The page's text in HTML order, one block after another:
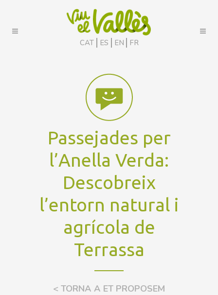
CAT ES EN FR
Passejades per
l’Anella Verda:
Descobreix
l’entorn natural i
agrícola de
Terrassa
< TORNA A ET PROPOSEM